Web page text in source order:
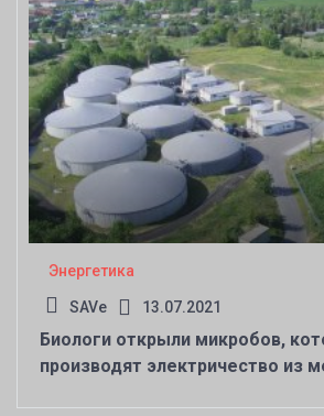
Энергетика
SAVe 13.07.2021
Биологи открыли микробов,
производят электричество из